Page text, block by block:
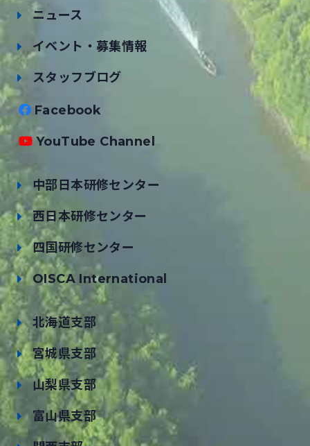
ニュース
イベント・募集情報
スタッフブログ
Facebook
YouTube Channel
中部日本研修センター
西日本研修センター
四国研修センター
OISCA International
北海道支部
宮城県支部
山梨県支部
富山県支部